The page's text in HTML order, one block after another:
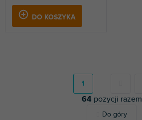
DO KOSZYKA
K
n
c
1
64 pozycji razem
Do góry